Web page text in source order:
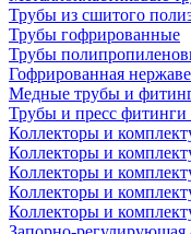
Трубы из сшитого
Трубы гофрированные
Трубы
Гофрированная
Медные трубы и
Трубы и пресс
Коллекторы и
Коллекторы и
Коллекторы и
Коллекторы и
Коллекторы и